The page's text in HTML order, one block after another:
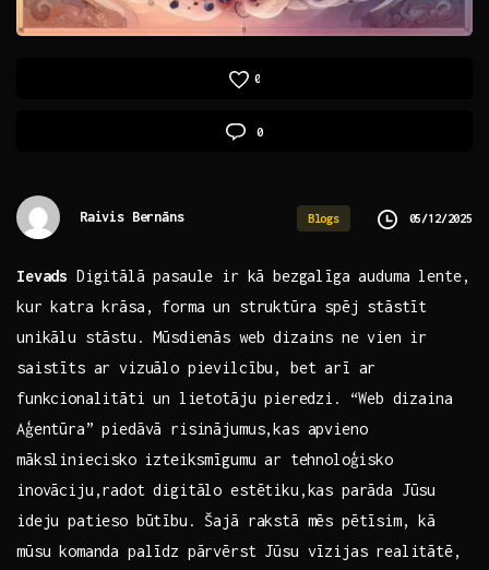
0
0
Raivis Bernāns Blogs 05/12/2025
Ievads Digitālā pasaule ⁣ir kā bezgalīga auduma lente,
kur katra krāsa, forma un struktūra⁢ spēj stāstīt
unikālu stāstu. Mūsdienās web dizains ne vien⁢ ir
saistīts ar vizuālo pievilcību, bet arī ar
funkcionalitāti⁣ un ​lietotāju pieredzi. “Web⁣ dizaina
Aģentūra” piedāvā risinājumus,kas apvieno
māksliniecisko⁢ izteiksmīgumu ar tehnoloģisko
inovāciju,radot digitālo estētiku,kas ​parāda Jūsu
ideju patieso būtību. Šajā rakstā mēs pētīsim, ‍kā
mūsu komanda palīdz pārvērst Jūsu​ vīzijas realitātē,